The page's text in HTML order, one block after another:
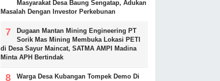
Masyarakat Desa Baung Sengatap, Adukan
Masalah Dengan Investor Perkebunan
Dugaan Mantan Mining Engineering PT
Sorik Mas Mining Membuka Lokasi PETI
di Desa Sayur Maincat, SATMA AMPI Madina
Minta APH Bertindak
Warga Desa Kubangan Tompek Demo Di